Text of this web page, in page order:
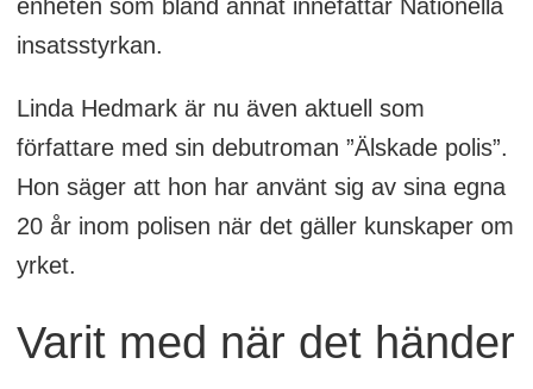
enheten som bland annat innefattar Nationella
insatsstyrkan.
Linda Hedmark är nu även aktuell som
författare med sin debutroman ”Älskade polis”.
Hon säger att hon har använt sig av sina egna
20 år inom polisen när det gäller kunskaper om
yrket.
Varit med när det händer